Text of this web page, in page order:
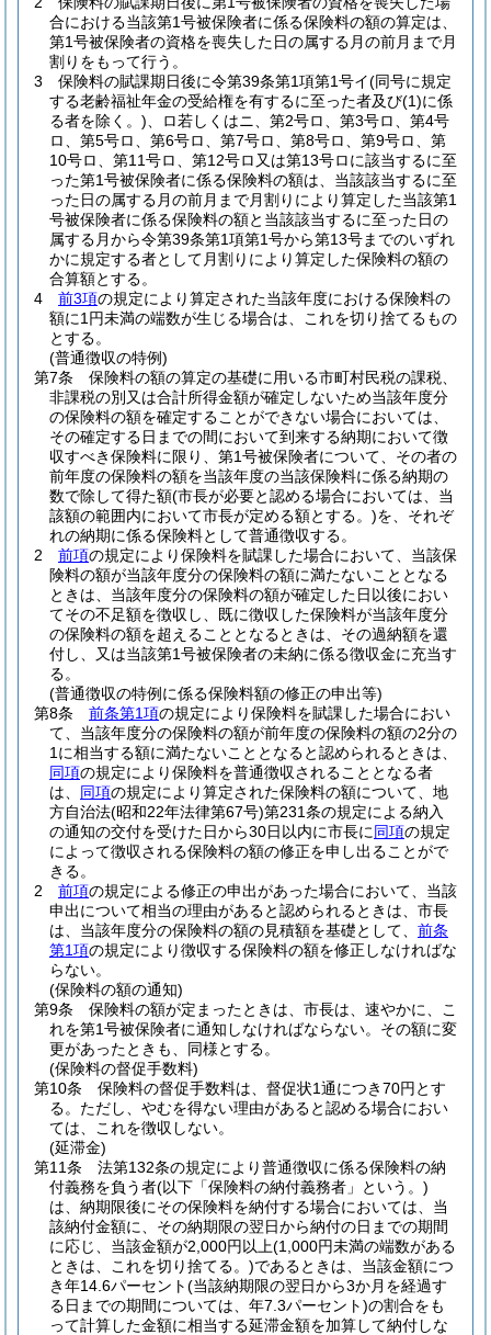
合における当該第1号被保険者に係る保険料の額の算定は、
第1号被保険者の資格を喪失した日の属する月の前月まで月
割りをもって行う。
3
保険料の賦課期日後に令第39条第1項第1号イ(同号に規定
する老齢福祉年金の受給権を有するに至った者及び(1)に係
る者を除く。) 、ロ若しくはニ、第2号ロ、第3号ロ、第4号
ロ、第5号ロ、第6号ロ、第7号ロ、第8号ロ、第9号ロ、第
10号ロ、第11号ロ、第12号ロ又は第13号ロに該当するに至
った第1号被保険者に係る保険料の額は、当該該当するに至
った日の属する月の前月まで月割りにより算定した当該第1
号被保険者に係る保険料の額と当該該当するに至った日の
属する月から令第39条第1項第1号から第13号までのいずれ
かに規定する者として月割りにより算定した保険料の額の
合算額とする。
4
前3項の規定により算定された当該年度における保険料の
額に1円未満の端数が生じる場合は、これを切り捨てるもの
とする。
(普通徴収の特例)
第7条
保険料の額の算定の基礎に用いる市町村民税の課税、
非課税の別又は合計所得金額が確定しないため当該年度分
の保険料の額を確定することができない場合においては、
その確定する日までの間において到来する納期において徴
収すべき保険料に限り、第1号被保険者について、その者の
前年度の保険料の額を当該年度の当該保険料に係る納期の
数で除して得た額(市長が必要と認める場合においては、当
該額の範囲内において市長が定める額とする。)を、それぞ
れの納期に係る保険料として普通徴収する。
2
前項の規定により保険料を賦課した場合において、当該保
険料の額が当該年度分の保険料の額に満たないこととなる
ときは、当該年度分の保険料の額が確定した日以後におい
てその不足額を徴収し、既に徴収した保険料が当該年度分
の保険料の額を超えることとなるときは、その過納額を還
付し、又は当該第1号被保険者の未納に係る徴収金に充当す
る。
(普通徴収の特例に係る保険料額の修正の申出等)
第8条
前条第1項の規定により保険料を賦課した場合におい
て、当該年度分の保険料の額が前年度の保険料の額の2分の
1に相当する額に満たないこととなると認められるときは、
同項の規定により保険料を普通徴収されることとなる者
は、 同項の規定により算定された保険料の額について、地
方自治法(昭和22年法律第67号)第231条の規定による納入
の通知の交付を受けた日から30日以内に市長に同項の規定
によって徴収される保険料の額の修正を申し出ることがで
きる。
2
前項の規定による修正の申出があった場合において、当該
申出について相当の理由があると認められるときは、市長
は、当該年度分の保険料の額の見積額を基礎として、 前条
第1項の規定により徴収する保険料の額を修正しなければな
らない。
(保険料の額の通知)
第9条
保険料の額が定まったときは、市長は、速やかに、こ
れを第1号被保険者に通知しなければならない。 その額に変
更があったときも、同様とする。
(保険料の督促手数料)
第10条
保険料の督促手数料は、督促状1通につき70円とす
る。 ただし、やむを得ない理由があると認める場合におい
ては、これを徴収しない。
(延滞金)
第11条
法第132条の規定により普通徴収に係る保険料の納
付義務を負う者(以下「保険料の納付義務者」という。)
は、納期限後にその保険料を納付する場合においては、当
該納付金額に、その納期限の翌日から納付の日までの期間
に応じ、当該金額が2,000円以上(1,000円未満の端数がある
ときは、これを切り捨てる。)であるときは、当該金額につ
き年14.6パーセント(当該納期限の翌日から3か月を経過す
る日までの期間については、年7.3パーセント)の割合をも
って計算した金額に相当する延滞金額を加算して納付しな